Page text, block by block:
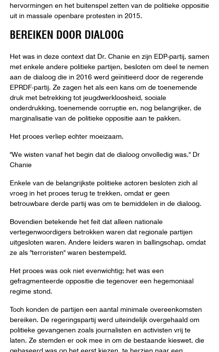
hervormingen en het buitenspel zetten van de politieke oppositie
uit in massale openbare protesten in 2015.
BEREIKEN DOOR DIALOOG
Het was in deze context dat Dr. Chanie en zijn EDP-partij, samen
met enkele andere politieke partijen, besloten om deel te nemen
aan de dialoog die in 2016 werd geïnitieerd door de regerende
EPRDF-partij. Ze zagen het als een kans om de toenemende
druk met betrekking tot jeugdwerkloosheid, sociale
onderdrukking, toenemende corruptie en, nog belangrijker, de
marginalisatie van de politieke oppositie aan te pakken.
Het proces verliep echter moeizaam.
"We wisten vanaf het begin dat de dialoog onvolledig was." Dr
Chanie
Enkele van de belangrijkste politieke actoren besloten zich al
vroeg in het proces terug te trekken, omdat er geen
betrouwbare derde partij was om te bemiddelen in de dialoog.
Bovendien betekende het feit dat alleen nationale
vertegenwoordigers betrokken waren dat regionale partijen
uitgesloten waren. Andere leiders waren in ballingschap, omdat
ze als "terroristen" waren bestempeld.
Het proces was ook niet evenwichtig; het was een
gefragmenteerde oppositie die tegenover een hegemoniaal
regime stond.
Toch konden de partijen een aantal minimale overeenkomsten
bereiken. De regeringspartij werd uiteindelijk overgehaald om
politieke gevangenen zoals journalisten en activisten vrij te
laten. Ze stemden er ook mee in om de bestaande kieswet, die
gebaseerd was op het eerst kiezen, te herzien naar een